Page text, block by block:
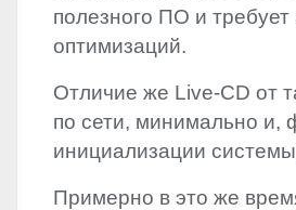
полезного ПО и
оптимизаций.
Отличие же Live-CD от
по сети, минимально и,
инициализации
Примерно в это же